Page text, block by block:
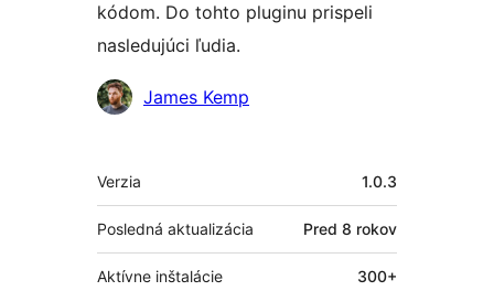
kódom. Do tohto pluginu prispeli
nasledujúci ľudia.
Prispievatelia
James Kemp
Meta
Verzia 1.0.3
Posledná aktualizácia Pred 8 rokov
Aktívne inštalácie 300+